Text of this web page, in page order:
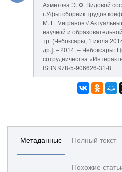
Ахметова Э. Ф. Видовой
г.Уфы: сборник трудов
М. Г. Мигранов //
научной и
тр. (Чебоксары, 1 июля
др.]. – 2014. – Чебоксары:
сотрудничества
ISBN 978-5-906626-31-8.
Метаданные Полный текст
Похожие